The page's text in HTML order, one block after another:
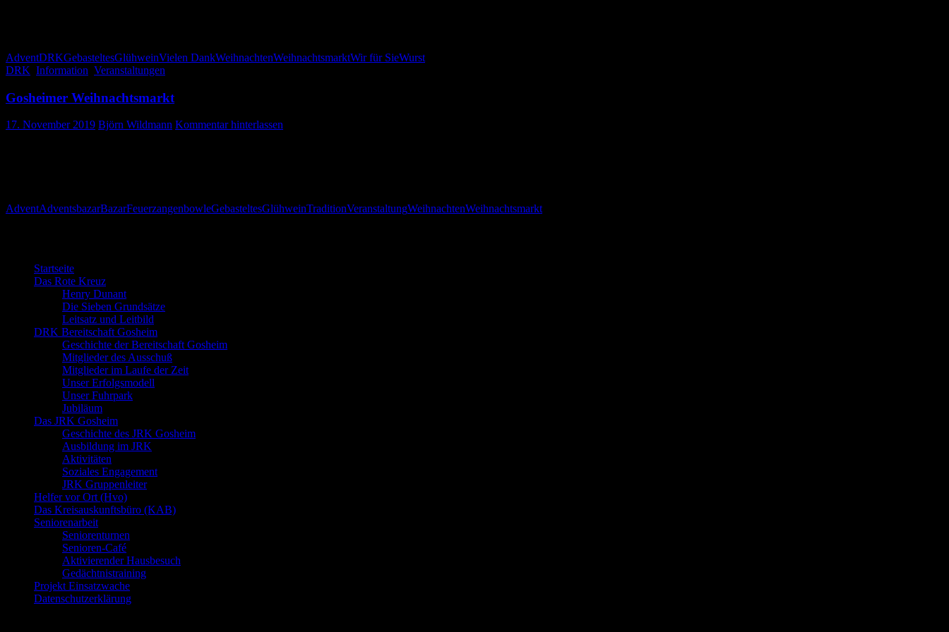
AdventDRKGebasteltesGlühweinVielen DankWeihnachtenWeihnachtsmarktWir für SieWurst
DRK Information Veranstaltungen
Gosheimer Weihnachtsmarkt
17. November 2019 Björn Wildmann Kommentar hinterlassen
AdventAdventsbazarBazarFeuerzangenbowleGebasteltesGlühweinTraditionVeranstaltungWeihnachtenWeihnachtsmarkt
Startseite
Das Rote Kreuz
Henry Dunant
Die Sieben Grundsätze
Leitsatz und Leitbild
DRK Bereitschaft Gosheim
Geschichte der Bereitschaft Gosheim
Mitglieder des Ausschuß
Mitglieder im Laufe der Zeit
Unser Erfolgsmodell
Unser Fuhrpark
Jubiläum
Das JRK Gosheim
Geschichte des JRK Gosheim
Ausbildung im JRK
Aktivitäten
Soziales Engagement
JRK Gruppenleiter
Helfer vor Ort (Hvo)
Das Kreisauskunftsbüro (KAB)
Seniorenarbeit
Seniorenturnen
Senioren-Café
Aktivierender Hausbesuch
Gedächtnistraining
Projekt Einsatzwache
Datenschutzerklärung